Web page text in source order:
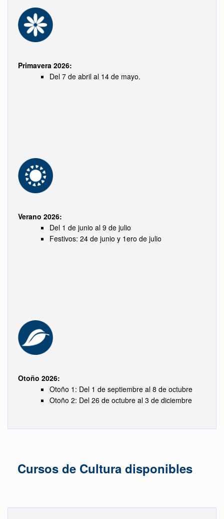
Primavera 2026:
Del 7 de abril al 14 de mayo.
Verano 2026:
Del 1 de junio al 9 de julio
Festivos: 24 de junio y 1ero de julio
Otoño 2026:
Otoño 1: Del 1 de septiembre al 8 de octubre
Otoño 2: Del 26 de octubre al 3 de diciembre
Cursos de Cultura disponibles